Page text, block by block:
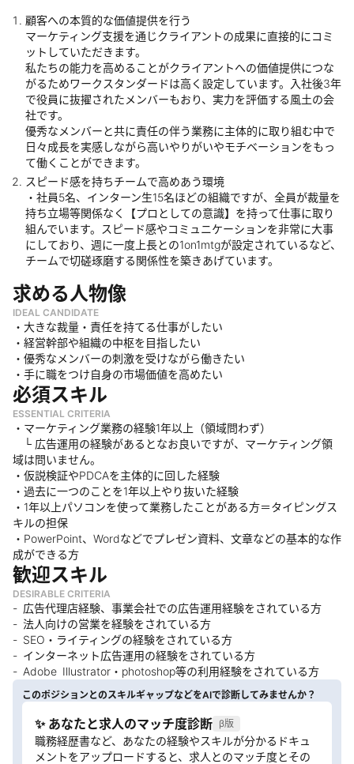
顧客への本質的な価値提供を行う
マーケティング支援を通じクライアントの成果に直接的にコミ
ットしていただきます。
私たちの能力を高めることがクライアントへの価値提供につな
がるためワークスタンダードは高く設定しています。入社後3年
で役員に抜擢されたメンバーもおり、実力を評価する風土の会
社です。
優秀なメンバーと共に責任の伴う業務に主体的に取り組む中で
日々成長を実感しながら高いやりがいやモチベーションをもっ
て働くことができます。
スピード感を持ちチームで高めあう環境
・社員5名、インターン生15名ほどの組織ですが、全員が裁量を
持ち立場等関係なく【プロとしての意識】を持って仕事に取り
組んでいます。スピード感やコミュニケーションを非常に大事
にしており、週に一度上長との1on1mtgが設定されているなど、
チームで切磋琢磨する関係性を築きあげています。
求める人物像
IDEAL CANDIDATE
・大きな裁量・責任を持てる仕事がしたい
・経営幹部や組織の中枢を目指したい
・優秀なメンバーの刺激を受けながら働きたい
・手に職をつけ自身の市場価値を高めたい
必須スキル
ESSENTIAL CRITERIA
・マーケティング業務の経験1年以上（領域問わず）
└ 広告運用の経験があるとなお良いですが、マーケティング領
域は問いません。
・仮説検証やPDCAを主体的に回した経験
・過去に一つのことを1年以上やり抜いた経験
・1年以上パソコンを使って業務したことがある方＝タイピングス
キルの担保
・PowerPoint、Wordなどでプレゼン資料、文章などの基本的な作
成ができる方
歓迎スキル
DESIRABLE CRITERIA
- 広告代理店経験、事業会社での広告運用経験をされている方
- 法人向けの営業を経験をされている方
- SEO・ライティングの経験をされている方
- インターネット広告運用の経験をされている方
- Adobe Illustrator・photoshop等の利用経験をされている方
このポジションとのスキルギャップなどをAIで診断してみませんか？
✨ あなたと求人のマッチ度診断 β版
職務経歴書など、あなたの経験やスキルが分かるドキュ
メントをアップロードすると、求人とのマッチ度とその